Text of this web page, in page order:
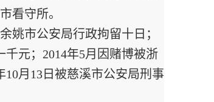
看守所。
姚市公安局行政拘留十日；
元；2014年5月因赌博被浙
月13日被慈溪市公安局刑事